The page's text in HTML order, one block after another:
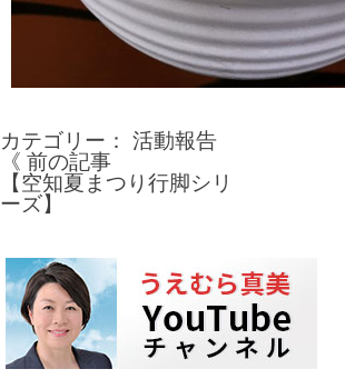
カテゴリー： 活動報告
投
稿
ビ
ゲ
ー
《 前の記事
【空知夏まつり行脚シリ
ーズ】